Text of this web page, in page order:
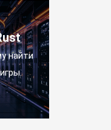
найти